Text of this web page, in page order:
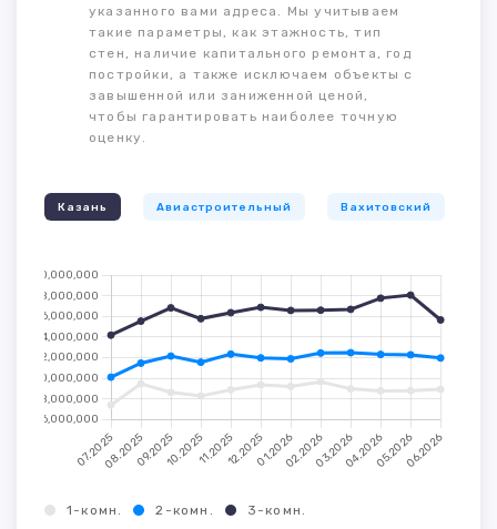
указанного вами адреса. Мы учитываем
такие параметры, как этажность, тип
стен, наличие капитального ремонта, год
постройки, а также исключаем объекты с
завышенной или заниженной ценой,
чтобы гарантировать наиболее точную
оценку.
Казань Авиастроительный Вахитовский
1-комн. 2-комн. 3-комн.